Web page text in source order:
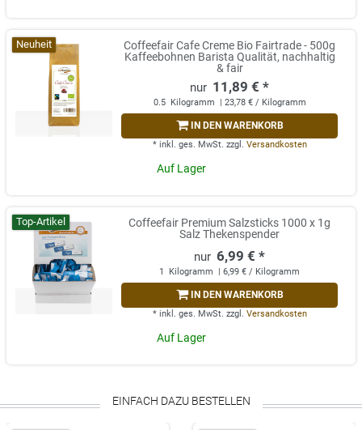
Neuheit
Coffeefair Cafe Creme Bio Fairtrade - 500g
Kaffeebohnen Barista Qualität, nachhaltig
& fair
11,89 € *
0.5 Kilogramm | 23,78 € / Kilogramm
IN DEN WARENKORB
* inkl. ges. MwSt. zzgl. Versandkosten
Auf Lager
Top-Artikel
Coffeefair Premium Salzsticks 1000 x 1g
Salz Thekenspender
6,99 € *
1 Kilogramm | 6,99 € / Kilogramm
IN DEN WARENKORB
* inkl. ges. MwSt. zzgl. Versandkosten
Auf Lager
EINFACH DAZU BESTELLEN